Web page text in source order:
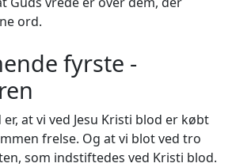
ord.
fyrste -
at vi ved Jesu Kristi blod er købt
frelse. Og at vi blot ved tro
som indstiftedes ved Kristi blod.